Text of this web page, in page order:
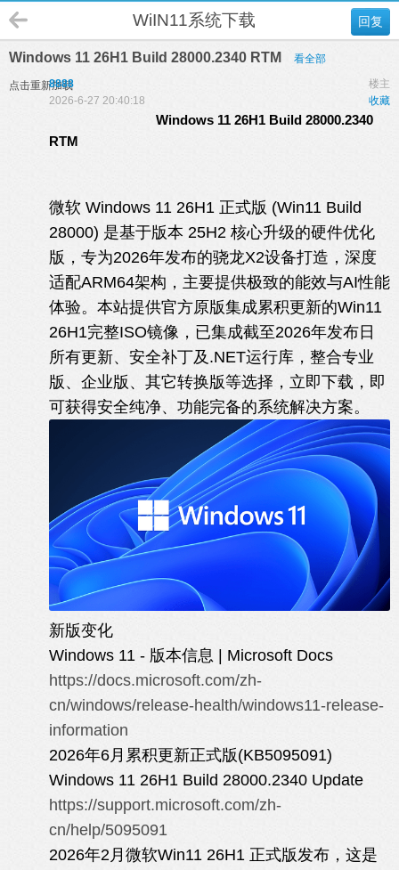
回复
WiIN11系统下载
Windows 11 26H1 Build 28000.2340 RTM 看全部
点击重新加载 楼主
8888
收藏
2026-6-27 20:40:18
Windows 11 26H1 Build 28000.2340
RTM
微软 Windows 11 26H1 正式版 (Win11 Build
28000) 是基于版本 25H2 核心升级的硬件优化
版，专为2026年发布的骁龙X2设备打造，深度
适配ARM64架构，主要提供极致的能效与AI性能
体验。本站提供官方原版集成累积更新的Win11
26H1完整ISO镜像，已集成截至2026年发布日
所有更新、安全补丁及.NET运行库，整合专业
版、企业版、其它转换版等选择，立即下载，即
可获得安全纯净、功能完备的系统解决方案。
新版变化
Windows 11 - 版本信息 | Microsoft Docs
https://docs.microsoft.com/zh-
cn/windows/release-health/windows11-release-
information
2026年6月累积更新正式版(KB5095091)
Windows 11 26H1 Build 28000.2340 Update
https://support.microsoft.com/zh-
cn/help/5095091
2026年2月微软Win11 26H1 正式版发布，这是